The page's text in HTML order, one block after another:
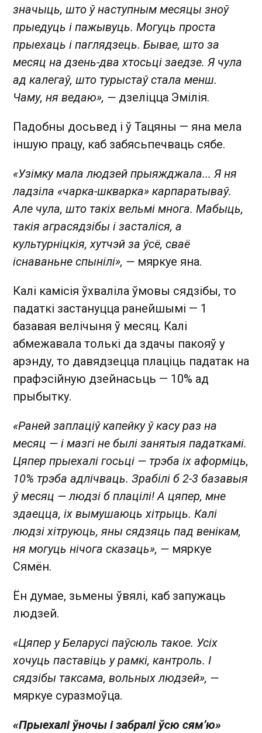
значыць, што ў наступным месяцы зноў
прыедуць і пажывуць. Могуць проста
прыехаць і паглядзець. Бывае, што за
месяц на дзень-два хтосьці заедзе. Я чула
ад калегаў, што турыстаў стала менш.
Чаму, ня ведаю», — дзеліцца Эмілія.
Падобны досьвед і ў Тацяны — яна мела
іншую працу, каб забясьпечваць сябе.
«Узімку мала людзей прыяжджала... Я ня
ладзіла «чарка-шкварка» карпаратываў.
Але чула, што такіх вельмі многа. Мабыць,
такія аграсядзібы і засталіся, а
культурніцкія, хутчэй за ўсё, сваё
існаваньне спынілі», — мяркуе яна.
Калі камісія ўхваліла ўмовы сядзібы, то
падаткі застануцца ранейшымі — 1
базавая велічыня ў месяц. Калі
абмежавала толькі да здачы пакояў у
арэнду, то давядзецца плаціць падатак на
прафэсійную дзейнасьць — 10% ад
прыбытку.
«Раней заплаціў капейку ў касу раз на
месяц — і мазгі не былі занятыя падаткамі.
Цяпер прыехалі госьці — трэба іх аформіць,
10% трэба адлічваць. Зрабілі б 2-3 базавыя
ў месяц — людзі б плацілі! А цяпер, мне
здаецца, іх вымушаюць хітрыць. Калі
людзі хітруюць, яны сядзяць пад венікам,
ня могуць нічога сказаць», — мяркуе
Сямён.
Ён думае, зьмены ўвялі, каб запужаць
людзей.
«Цяпер у Беларусі паўсюль такое. Усіх
хочуць паставіць у рамкі, кантроль. І
сядзібы таксама, вольных людзей», —
мяркуе суразмоўца.
«Прыехалі ўночы і забралі ўсю сям’ю»